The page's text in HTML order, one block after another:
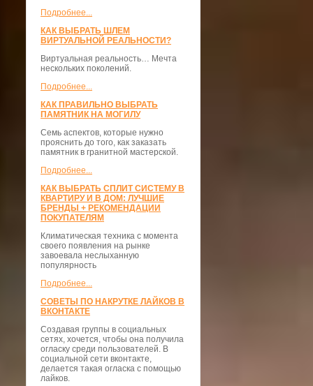
Подробнее...
КАК ВЫБРАТЬ ШЛЕМ
ВИРТУАЛЬНОЙ РЕАЛЬНОСТИ?
Виртуальная реальность… Мечта
нескольких поколений.
Подробнее...
КАК ПРАВИЛЬНО ВЫБРАТЬ
ПАМЯТНИК НА МОГИЛУ
Семь аспектов, которые нужно
прояснить до того, как заказать
памятник в гранитной мастерской.
Подробнее...
КАК ВЫБРАТЬ СПЛИТ СИСТЕМУ В
КВАРТИРУ И В ДОМ: ЛУЧШИЕ
БРЕНДЫ + РЕКОМЕНДАЦИИ
ПОКУПАТЕЛЯМ
Климатическая техника с момента
своего появления на рынке
завоевала неслыханную
популярность
Подробнее...
СОВЕТЫ ПО НАКРУТКЕ ЛАЙКОВ В
ВКОНТАКТЕ
Создавая группы в социальных
сетях, хочется, чтобы она получила
огласку среди пользователей. В
социальной сети вконтакте,
делается такая огласка с помощью
лайков.